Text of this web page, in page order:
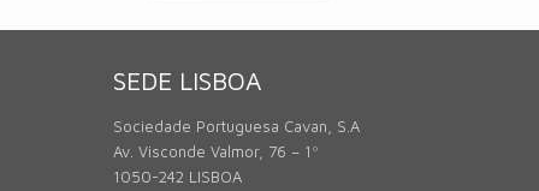
SEDE LISBOA
Sociedade Portuguesa Cavan, S.A
Av. Visconde Valmor, 76 – 1º
1050-242 LISBOA